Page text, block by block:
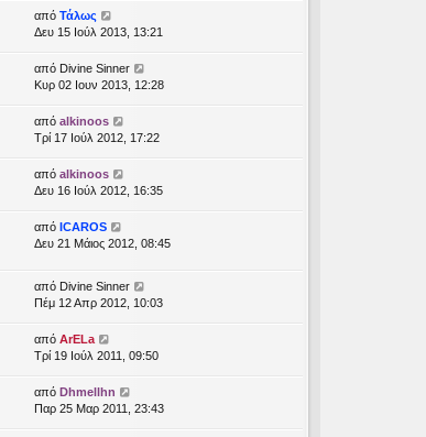
από Τάλως
Δευ 15 Ιούλ 2013, 13:21
από Divine Sinner
Κυρ 02 Ιουν 2013, 12:28
από alkinoos
Τρί 17 Ιούλ 2012, 17:22
από alkinoos
Δευ 16 Ιούλ 2012, 16:35
από ICAROS
Δευ 21 Μάιος 2012, 08:45
από Divine Sinner
Πέμ 12 Απρ 2012, 10:03
από ArELa
Τρί 19 Ιούλ 2011, 09:50
από Dhmellhn
Παρ 25 Μαρ 2011, 23:43